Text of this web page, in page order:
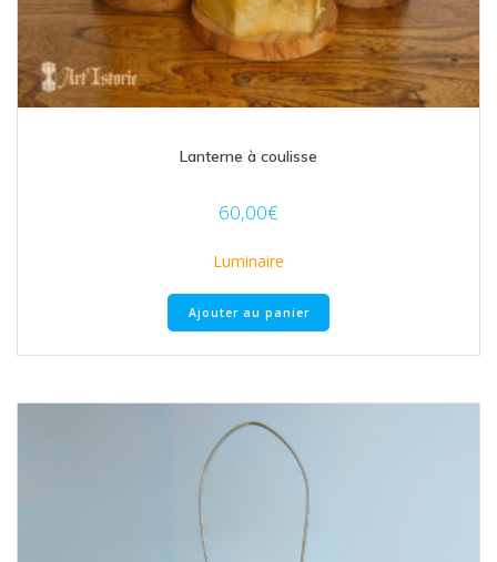
Lanterne à coulisse
60,00€
Luminaire
Ajouter au panier